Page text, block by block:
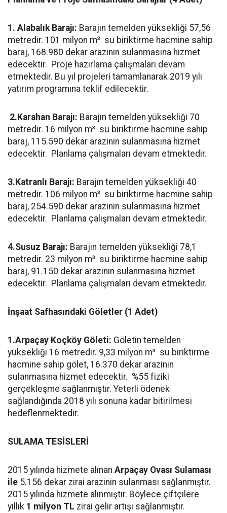
1. Alabalık Barajı: Barajın temelden yüksekliği 57,56
metredir. 101 milyon m³ su biriktirme hacmine sahip
baraj, 168.980 dekar arazinin sulanmasına hizmet
edecektir. Proje hazırlama çalışmaları devam
etmektedir. Bu yıl projeleri tamamlanarak 2019 yılı
yatırım programına teklif edilecektir.
2.Karahan Barajı: Barajın temelden yüksekliği 70
metredir. 16 milyon m³ su biriktirme hacmine sahip
baraj, 115.590 dekar arazinin sulanmasına hizmet
edecektir. Planlama çalışmaları devam etmektedir.
3.Katranlı Barajı: Barajın temelden yüksekliği 40
metredir. 106 milyon m³ su biriktirme hacmine sahip
baraj, 254.590 dekar arazinin sulanmasına hizmet
edecektir. Planlama çalışmaları devam etmektedir.
4.Susuz Barajı: Barajın temelden yüksekliği 78,1
metredir. 23 milyon m³ su biriktirme hacmine sahip
baraj, 91.150 dekar arazinin sulanmasına hizmet
edecektir. Planlama çalışmaları devam etmektedir.
İnşaat Safhasındaki Göletler (1 Adet)
1.Arpaçay Koçköy Göleti: Göletin temelden
yüksekliği 16 metredir. 9,33 milyon m³ su biriktirme
hacmine sahip gölet, 16.370 dekar arazinin
sulanmasına hizmet edecektir. %55 fiziki
gerçekleşme sağlanmıştır. Yeterli ödenek
sağlandığında 2018 yılı sonuna kadar bitirilmesi
hedeflenmektedir.
SULAMA TESİSLERİ
2015 yılında hizmete alınan Arpaçay Ovası Sulaması
ile 5.156 dekar zirai arazinin sulanması sağlanmıştır.
2015 yılında hizmete alınmıştır. Böylece çiftçilere
yıllık 1 milyon TL zirai gelir artışı sağlanmıştır.